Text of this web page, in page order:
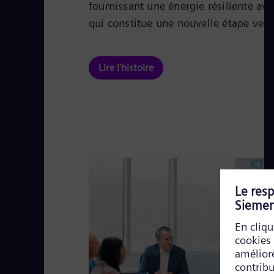
fournissant une énergie résiliente
qui constitue une nouvelle étape vers
Lire l'histoire